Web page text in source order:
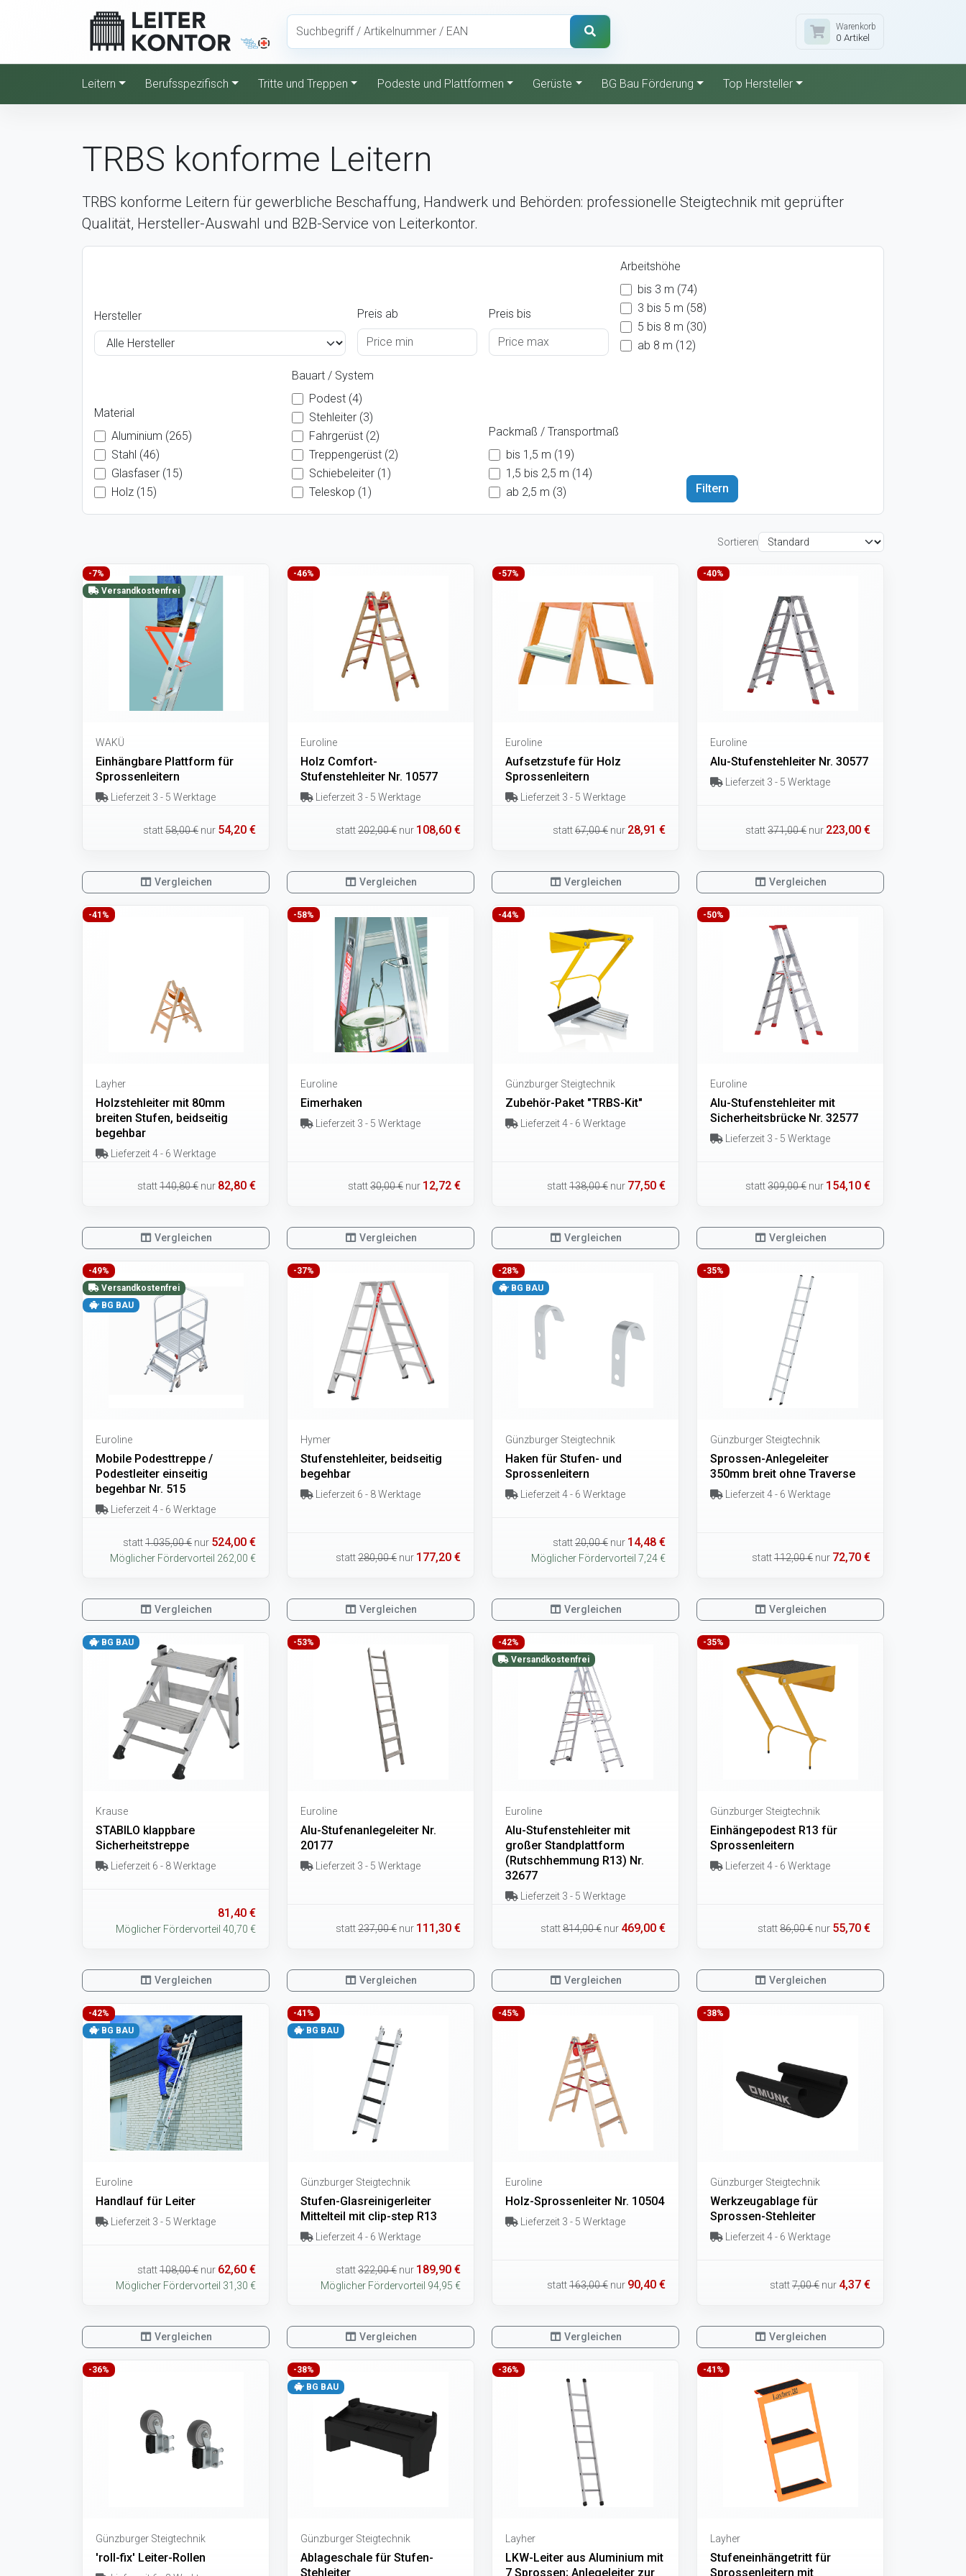
Warenkorb
0 Artikel
Leitern Berufsspezifisch Tritte und Treppen Podeste und Plattformen Gerüste BG Bau Förderung Top Hersteller
TRBS konforme Leitern
TRBS konforme Leitern für gewerbliche Beschaffung, Handwerk und Behörden: professionelle Steigtechnik mit geprüfter
Qualität, Hersteller-Auswahl und B2B-Service von Leiterkontor.
Hersteller Preis ab Preis bis
Arbeitshöhe
bis 3 m (74)
3 bis 5 m (58)
5 bis 8 m (30)
ab 8 m (12)
Material
Aluminium (265)
Stahl (46)
Glasfaser (15)
Holz (15)
Bauart / System
Podest (4)
Stehleiter (3)
Fahrgerüst (2)
Treppengerüst (2)
Schiebeleiter (1)
Teleskop (1)
Packmaß / Transportmaß
bis 1,5 m (19)
1,5 bis 2,5 m (14)
ab 2,5 m (3)
Sortieren
-7%
Versandkostenfrei
WAKÜ
Einhängbare Plattform für
Sprossenleitern
Lieferzeit 3 - 5 Werktage
statt58,00 € nur 54,20 €
Vergleichen
-46%
Euroline
Holz Comfort-
Stufenstehleiter Nr. 10577
Lieferzeit 3 - 5 Werktage
statt202,00 € nur 108,60 €
Vergleichen
-57%
Euroline
Aufsetzstufe für Holz
Sprossenleitern
Lieferzeit 3 - 5 Werktage
statt67,00 € nur 28,91 €
Vergleichen
-40%
Euroline
Alu-Stufenstehleiter Nr. 30577
Lieferzeit 3 - 5 Werktage
statt371,00 € nur 223,00 €
Vergleichen
-41%
Layher
Holzstehleiter mit 80mm
breiten Stufen, beidseitig
begehbar
Lieferzeit 4 - 6 Werktage
statt140,80 € nur 82,80 €
Vergleichen
-58%
Euroline
Eimerhaken
Lieferzeit 3 - 5 Werktage
statt30,00 € nur 12,72 €
Vergleichen
-44%
Günzburger Steigtechnik
Zubehör-Paket "TRBS-Kit"
Lieferzeit 4 - 6 Werktage
statt138,00 € nur 77,50 €
Vergleichen
-50%
Euroline
Alu-Stufenstehleiter mit
Sicherheitsbrücke Nr. 32577
Lieferzeit 3 - 5 Werktage
statt309,00 € nur 154,10 €
Vergleichen
-49%
Versandkostenfrei
BG BAU
Euroline
Mobile Podesttreppe /
Podestleiter einseitig
begehbar Nr. 515
Lieferzeit 4 - 6 Werktage
statt1.035,00 € nur 524,00 €
Möglicher Fördervorteil 262,00 €
Vergleichen
-37%
Hymer
Stufenstehleiter, beidseitig
begehbar
Lieferzeit 6 - 8 Werktage
statt280,00 € nur 177,20 €
Vergleichen
-28%
BG BAU
Günzburger Steigtechnik
Haken für Stufen- und
Sprossenleitern
Lieferzeit 4 - 6 Werktage
statt20,00 € nur 14,48 €
Möglicher Fördervorteil 7,24 €
Vergleichen
-35%
Günzburger Steigtechnik
Sprossen-Anlegeleiter
350mm breit ohne Traverse
Lieferzeit 4 - 6 Werktage
statt112,00 € nur 72,70 €
Vergleichen
BG BAU
Krause
STABILO klappbare
Sicherheitstreppe
Lieferzeit 6 - 8 Werktage
81,40 €
Möglicher Fördervorteil 40,70 €
Vergleichen
-53%
Euroline
Alu-Stufenanlegeleiter Nr.
20177
Lieferzeit 3 - 5 Werktage
statt237,00 € nur 111,30 €
Vergleichen
-42%
Versandkostenfrei
Euroline
Alu-Stufenstehleiter mit
großer Standplattform
(Rutschhemmung R13) Nr.
32677
Lieferzeit 3 - 5 Werktage
statt814,00 € nur 469,00 €
Vergleichen
-35%
Günzburger Steigtechnik
Einhängepodest R13 für
Sprossenleitern
Lieferzeit 4 - 6 Werktage
statt86,00 € nur 55,70 €
Vergleichen
-42%
BG BAU
Euroline
Handlauf für Leiter
Lieferzeit 3 - 5 Werktage
statt108,00 € nur 62,60 €
Möglicher Fördervorteil 31,30 €
Vergleichen
-41%
BG BAU
Günzburger Steigtechnik
Stufen-Glasreinigerleiter
Mittelteil mit clip-step R13
Lieferzeit 4 - 6 Werktage
statt322,00 € nur 189,90 €
Möglicher Fördervorteil 94,95 €
Vergleichen
-45%
Euroline
Holz-Sprossenleiter Nr. 10504
Lieferzeit 3 - 5 Werktage
statt163,00 € nur 90,40 €
Vergleichen
-38%
Günzburger Steigtechnik
Werkzeugablage für
Sprossen-Stehleiter
Lieferzeit 4 - 6 Werktage
statt7,00 € nur 4,37 €
Vergleichen
-36%
Günzburger Steigtechnik
'roll-fix' Leiter-Rollen
-38%
BG BAU
Günzburger Steigtechnik
Ablageschale für Stufen-
Stehleiter
-36%
Layher
LKW-Leiter aus Aluminium mit
7 Sprossen; Anlegeleiter zur
-41%
Layher
Stufeneinhängetritt für
Sprossenleitern mit